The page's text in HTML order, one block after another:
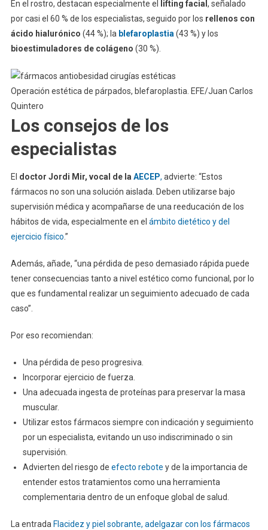
En el rostro, destacan especialmente el lifting facial , señalado
por casi el 60 % de los especialistas, seguido por los rellenos con
ácido hialurónico (44 %); la blefaroplastia(43 %) y los
bioestimuladores de colágeno (30 %).
Operación estética de párpados, blefaroplastia. EFE/Juan Carlos
Quintero
Los consejos de los
especialistas
El doctor Jordi Mir, vocal de laAECEP, advierte: “Estos
fármacos no son una solución aislada. Deben utilizarse bajo
supervisión médica y acompañarse de una reeducación de los
hábitos de vida, especialmente en el ámbito dietético y del
ejercicio físico.”
Además, añade, “una pérdida de peso demasiado rápida puede
tener consecuencias tanto a nivel estético como funcional, por lo
que es fundamental realizar un seguimiento adecuado de cada
caso”.
Por eso recomiendan:
Una pérdida de peso progresiva.
Incorporar ejercicio de fuerza.
Una adecuada ingesta de proteínas para preservar la masa
muscular.
Utilizar estos fármacos siempre con indicación y seguimiento
por un especialista, evitando un uso indiscriminado o sin
supervisión.
Advierten del riesgo de efecto rebote y de la importancia de
entender estos tratamientos como una herramienta
complementaria dentro de un enfoque global de salud.
La entrada Flacidez y piel sobrante, adelgazar con los fármacos